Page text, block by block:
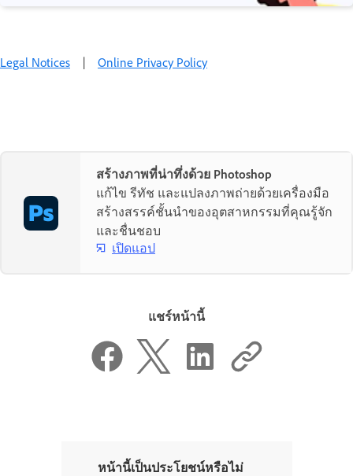
Legal Notices | Online Privacy Policy
สร้างภาพที่น่าทึ่งด้วย Photoshop
แก้ไข รีทัช และแปลงภาพถ่ายด้วยเครื่องมือ
สร้างสรรค์ชั้นนำของอุตสาหกรรมที่คุณรู้จัก
และชื่นชอบ
เปิดแอป
แชร์หน้านี้
หน้านี้เป็นประโยชน์หรือไม่